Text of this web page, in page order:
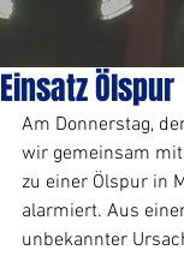
Einsatz Ölspur
Am Donnerstag,
wir gemeinsam
zu einer Ölspur in
alarmiert. Aus
unbekannter